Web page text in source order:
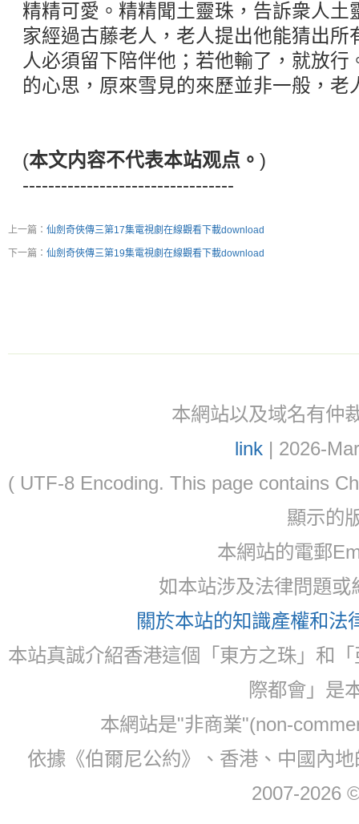
精精可愛。精精聞土靈珠，告訴衆人土
家經過古藤老人，老人提出他能猜出所
人必須留下陪伴他；若他輸了，就放行
的心思，原來雪見的來歷並非一般，老
(本文内容不代表本站观点。 )
---------------------------------
上一篇： 仙劍奇俠傳三第17集電視劇在線觀看下載download
下一篇： 仙劍奇俠傳三第19集電視劇在線觀看下載download
本網站以及域名有仲
link| 2026-
( UTF-8 Encoding. This page contains
顯示的
本網站的電郵
如本站涉及法律問題
關於本站的知識產權和法
本站真誠介紹香港這個「東方之珠」和
際都會」是
本網站是"非商業"(non-
依據《伯爾尼公約》、香港、中國內
2007-2026